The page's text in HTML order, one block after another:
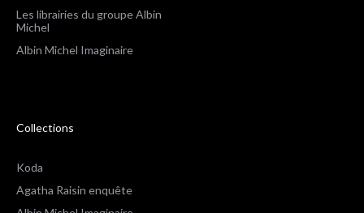
Les librairies du groupe Albin
Michel
Albin Michel Imaginaire
Collections
Koda
Agatha Raisin enquête